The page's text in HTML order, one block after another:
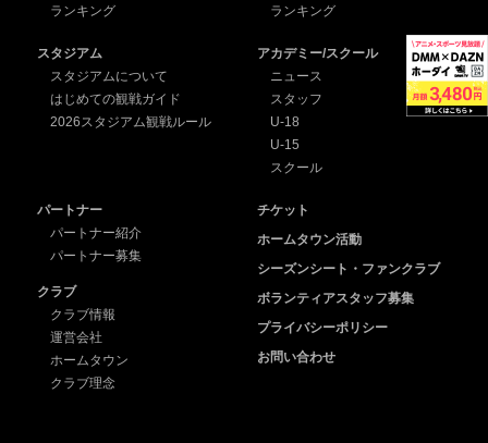
ランキング
ランキング
スタジアム
スタジアムについて
はじめての観戦ガイド
2026スタジアム観戦ルール
アカデミー/スクール
ニュース
スタッフ
U-18
U-15
スクール
パートナー
パートナー紹介
パートナー募集
クラブ
クラブ情報
運営会社
ホームタウン
クラブ理念
チケット
ホームタウン活動
シーズンシート・ファンクラブ
ボランティアスタッフ募集
プライバシーポリシー
お問い合わせ